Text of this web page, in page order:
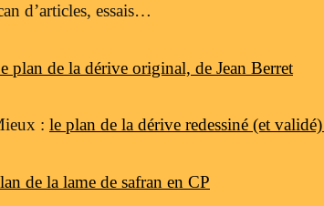
d’articles, essais…
plan de la dérive original, de Jean Berret
: le plan de la dérive redessiné (et
de la lame de safran en CP